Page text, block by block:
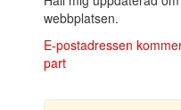
webbplatsen.
E‑postadressen
part